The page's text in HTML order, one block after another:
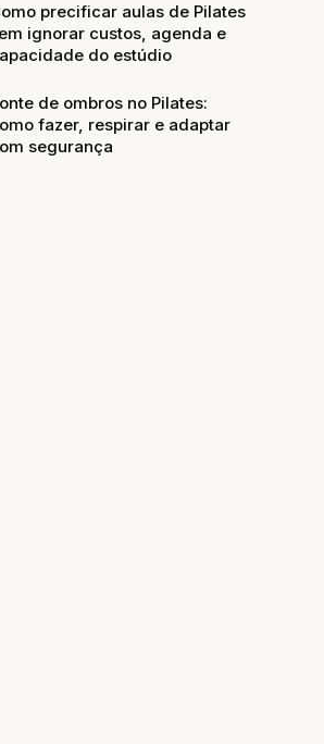
precificar aulas de Pilates
ignorar custos, agenda e
do estúdio
de ombros no Pilates:
fazer, respirar e adaptar
segurança